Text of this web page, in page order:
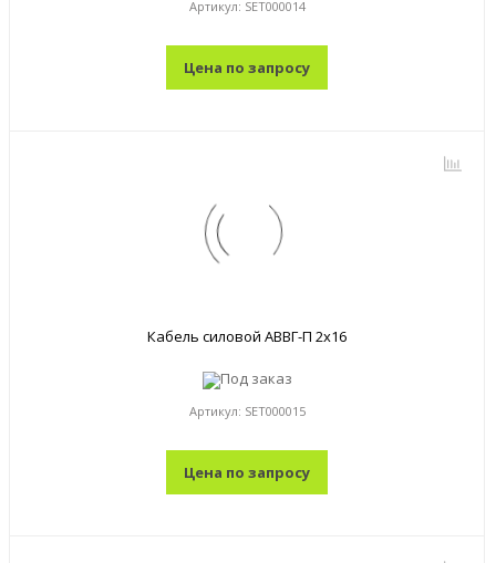
Артикул: SET000014
Цена по запросу
Кабель силовой АВВГ-П 2x16
Под заказ
Артикул: SET000015
Цена по запросу